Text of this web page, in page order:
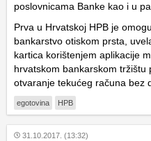
poslovnicama Banke kao i u
Prva u Hrvatskoj HPB je
bankarstvo otiskom prsta,
kartica korištenjem aplikacije
hrvatskom bankarskom tržištu
otvaranje tekućeg računa bez
egotovina HPB
31.10.2017. (13:32)